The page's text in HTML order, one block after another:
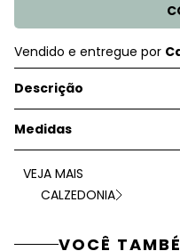
Vendido e entregue por
Descrição
Medidas
VEJA MAIS
CALZEDONIA
VOCÊ